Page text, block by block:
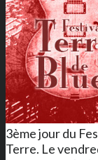
3ème jour du
Terre. Le